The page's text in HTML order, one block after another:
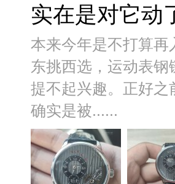
实在是对它动
本来今年是不打算
东挑西选，运动表
提不起兴趣。正好
确实是被......